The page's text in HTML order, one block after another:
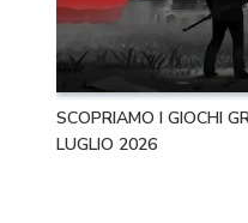
SCOPRIAMO I GIOCHI
LUGLIO 2026